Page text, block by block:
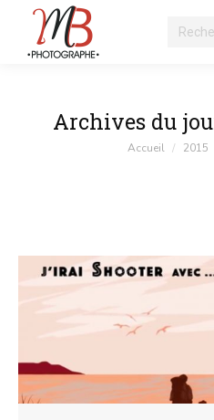
Archives du
Vous êtes ici :
Accueil 2015